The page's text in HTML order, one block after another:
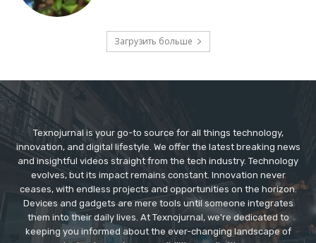
Загрузить больше
Texnojurnal is your go-to source for all things technology,
innovation, and digital lifestyle. We offer the latest breaking news
and insightful videos straight from the tech industry. Technology
evolves, but its impact remains constant. Innovation never
ceases, with endless projects and opportunities on the horizon.
Devices and gadgets are mere tools until someone integrates
them into their daily lives. At Texnojurnal, we're dedicated to
keeping you informed about the ever-changing landscape of